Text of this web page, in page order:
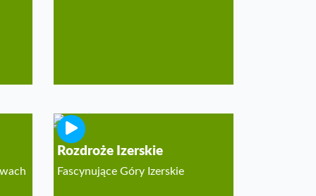
Rozdroże Izerskie
Fascynujące Góry Izerskie